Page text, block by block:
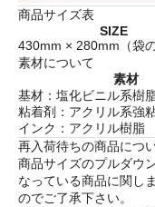
商品サイズ表
SIZE
430mm × 280mm（袋の
素材について
素材
基材：塩化ビニル系樹
粘着剤：アクリル系強
インク：アクリル樹脂
再入荷待ちの商品につ
商品サイズのプルダウ
なっている商品に関し
のでご了承下さい。